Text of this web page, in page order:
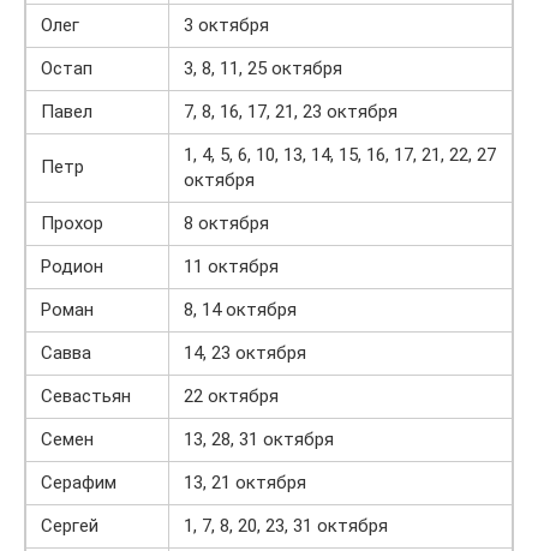
Олег
3 октября
Остап
3, 8, 11, 25 октября
Павел
7, 8, 16, 17, 21, 23 октября
Петр
1, 4, 5, 6, 10, 13, 14, 15, 16, 17, 21, 22, 27
октября
Прохор
8 октября
Родион
11 октября
Роман
8, 14 октября
Савва
14, 23 октября
Севастьян
22 октября
Семен
13, 28, 31 октября
Серафим
13, 21 октября
Сергей
1, 7, 8, 20, 23, 31 октября